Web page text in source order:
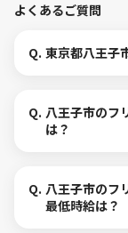
よくあるご質問
Q. 東京都八王子
Q. 八王子市のフ
は？
Q. 八王子市のフ
最低時給は？